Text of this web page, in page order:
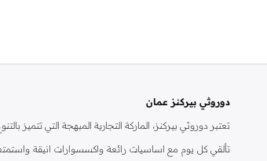
دوروثي بيركنز عمان
تعتبر دوروثي بيركنز، الماركة التجارية المبهجة التي تتميز
تألقي كل يوم مع اساسيات رائعة واكسسوارات انيقة